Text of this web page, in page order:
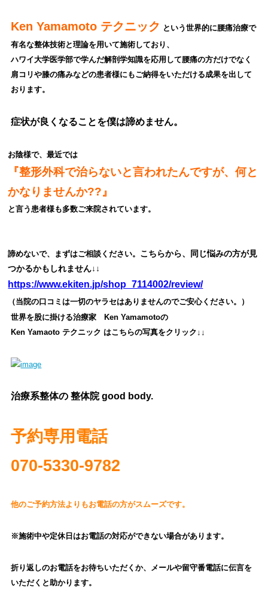
Ken Yamamoto テクニック という世界的に腰痛治療で
有名な整体技術と理論を用いて施術しており、
ハワイ大学医学部で学んだ解剖学知識を応用して腰痛の方だけでなく
肩コリや膝の痛みなどの患者様にもご納得をいただける成果を出して
おります。
症状が良くなることを僕は諦めません。
お陰様で、最近では
『整形外科で治らないと言われたんですが、何と
かなりませんか??』
と言う患者様も多数ご来院されています。
諦めないで、まずはご相談ください。 こちらから、同じ悩みの方が見
つかるかもしれません↓↓
https://www.ekiten.jp/shop_7114002/review/
（当院の口コミは一切のヤラセはありませんのでご安心ください。）
世界を股に掛ける治療家 Ken Yamamotoの
Ken Yamaoto テクニック はこちらの写真をクリック↓↓
治療系整体の 整体院 good body.
予約専用電話
070‐5330-9782
他のご予約方法よりもお電話の方がスムーズです。
※施術中や定休日はお電話の対応ができない場合があります。
折り返しのお電話をお待ちいただくか、
メールや留守番電話に伝言を
いただくと助かります。